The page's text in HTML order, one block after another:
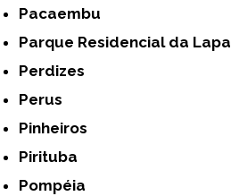
Pacaembu
Parque Residencial da Lapa
Perdizes
Perus
Pinheiros
Pirituba
Pompéia